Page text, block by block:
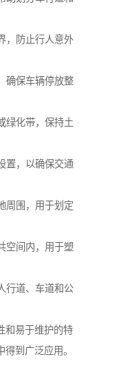
，防止行人意外
确保车辆停放整
绿化带，保持土
置，以确保交通
周围，用于划定
空间内，用于塑
行道、车道和公
和易于维护的特
到广泛应用。